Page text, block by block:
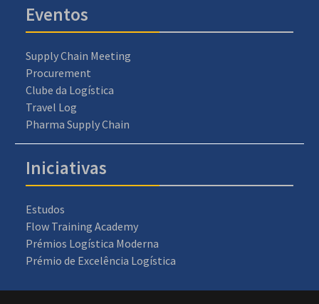
Eventos
Supply Chain Meeting
Procurement
Clube da Logística
Travel Log
Pharma Supply Chain
Iniciativas
Estudos
Flow Training Academy
Prémios Logística Moderna
Prémio de Excelência Logística